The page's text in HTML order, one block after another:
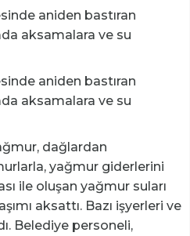
aniden bastıran
aksamalara ve su
aniden bastıran
aksamalara ve su
dağlardan
yağmur giderlerini
ile oluşan yağmur suları
aksattı. Bazı işyerleri ve
Belediye personeli,